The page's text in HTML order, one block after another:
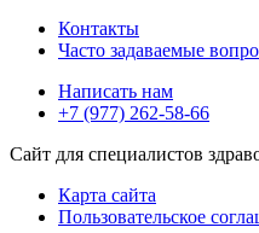
Контакты
Часто задаваемые
Написать нам
+7 (977) 262-58-66
Сайт для специалистов
Карта сайта
Пользовательское